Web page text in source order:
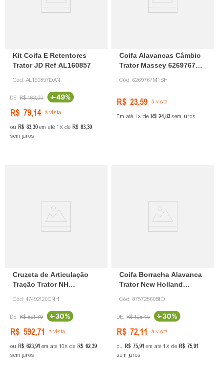
Kit Coifa E Retentores
Trator JD Ref AL160857
Cód: AL160857DAN
R$ 163,00 -49%
R$ 79,14 à vista
ou R$ 8330 em até 1 de R$ 8330
sem juros
Coifa Alavancas Câmbio
Trator Massey 6269767M1
Cód: 6269767M1SH
R$ 23,59 à vista
Em até 1 de R$ 24,83 sem juros
Cruzeta de Articulação
Tração Trator NH
Cód:47492120CNH
R$ 891,30 -30%
R$ 592,71 à vista
ou R$ 62391 em até 10 de R$ 6239
sem juros
Coifa Borracha Alavanca
Trator New Holland
Cód: 87572560BIO
R$ 108,45 -30%
R$ 72,11 à vista
ou R$ 7591 em até 1 de R$ 7591
sem juros